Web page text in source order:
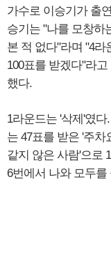
가수로 이승기가 출
승기는 "나를 모창하
본 적 없다"라며 "4라
100표를 받겠다"라
했다.
1라운드는 '삭제'였다
는 47표를 받은 '주차
같지 않은 사람'으로
6번에서 나와 모두를